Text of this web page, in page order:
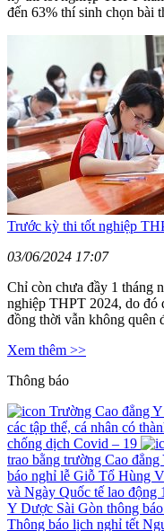
đến 63% thí sinh chọn bài
Trước kỳ thi tốt nghiệp
03/06/2024 17:07
Chỉ còn chưa đầy 1 tháng
nghiệp THPT 2024, do đó
đồng thời vẫn không quên
Xem thêm >>
Thông báo
Trường Cao đẳng
các tập thể, cá nhân có
chống dịch Covid – 19
trao bằng trường Cao
báo nghỉ lễ Giỗ Tổ Hùng
và Ngày Quốc tế lao động
Y Dược Sài Gòn thông
Thông báo lịch nghỉ tết